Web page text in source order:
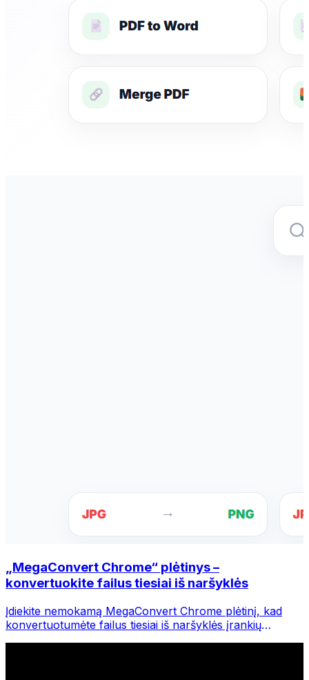
„MegaConvert Chrome“ plėtinys –
konvertuokite failus tiesiai iš naršyklės
Įdiekite nemokamą MegaConvert Chrome plėtinį, kad
konvertuotumėte failus tiesiai iš naršyklės įrankių